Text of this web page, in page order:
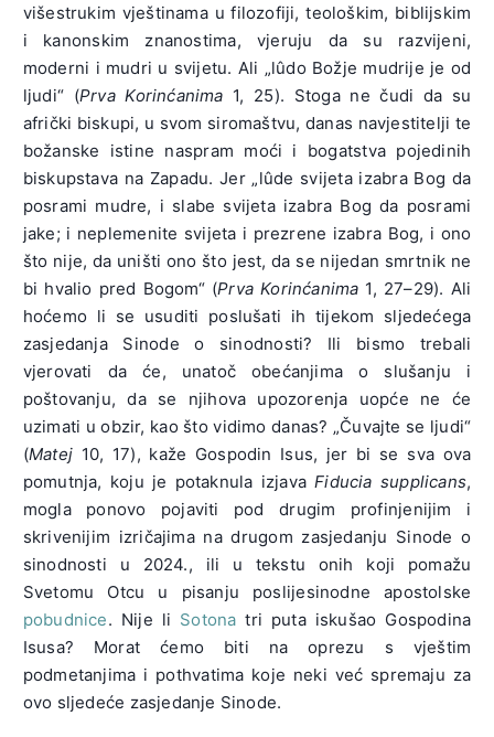
višestrukim vještinama u filozofiji, teološkim, biblijskim
i kanonskim znanostima, vjeruju da su razvijeni,
moderni i mudri u svijetu. Ali „lûdo Božje mudrije je od
ljudi“ (Prva Korinćanima 1, 25). Stoga ne čudi da su
afrički biskupi, u svom siromaštvu, danas navjestitelji te
božanske istine naspram moći i bogatstva pojedinih
biskupstava na Zapadu. Jer „lûde svijeta izabra Bog da
posrami mudre, i slabe svijeta izabra Bog da posrami
jake; i neplemenite svijeta i prezrene izabra Bog, i ono
što nije, da uništi ono što jest, da se nijedan smrtnik ne
bi hvalio pred Bogom“ (Prva Korinćanima 1, 27–29). Ali
hoćemo li se usuditi poslušati ih tijekom sljedećega
zasjedanja Sinode o sinodnosti? Ili bismo trebali
vjerovati da će, unatoč obećanjima o slušanju i
poštovanju, da se njihova upozorenja uopće ne će
uzimati u obzir, kao što vidimo danas? „Čuvajte se ljudi“
(Matej 10, 17), kaže Gospodin Isus, jer bi se sva ova
pomutnja, koju je potaknula izjavaFiducia supplicans,
mogla ponovo pojaviti pod drugim profinjenijim i
skrivenijim izričajima na drugom zasjedanju Sinode o
sinodnosti u 2024., ili u tekstu onih koji pomažu
Svetomu Otcu u pisanju poslijesinodne apostolske
pobudnice. Nije li Sotona tri puta iskušao Gospodina
Isusa? Morat ćemo biti na oprezu s vještim
podmetanjima i pothvatima koje neki već spremaju za
ovo sljedeće zasjedanje Sinode.